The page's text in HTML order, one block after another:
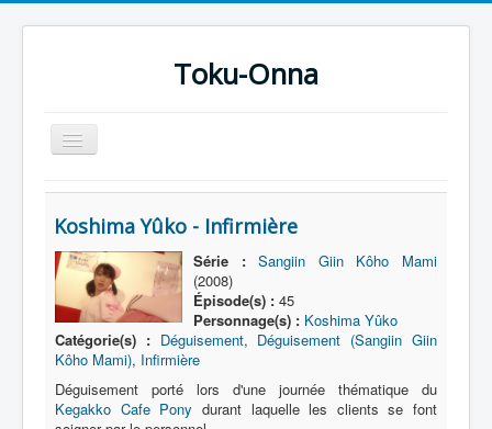
Toku-Onna
Basculer
la
Accueil
Toku-Actrices
Toku-Critiques
Séries
Films
COSAA
Dessins
Koshima Yûko - Infirmière
Série :
Sangiin Giin Kôho Mami
(2008)
Épisode(s) :45
Personnage(s) : Koshima Yûko
Catégorie(s) : Déguisement, Déguisement (Sangiin Giin
Kôho Mami), Infirmière
Déguisement porté lors d'une journée thématique du
Kegakko Cafe Pony durant laquelle les clients se font